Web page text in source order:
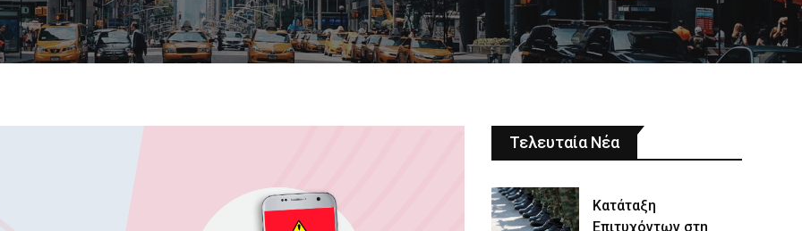
Τελευταία Νέα
Κατάταξη
Επιτυχόντων στη